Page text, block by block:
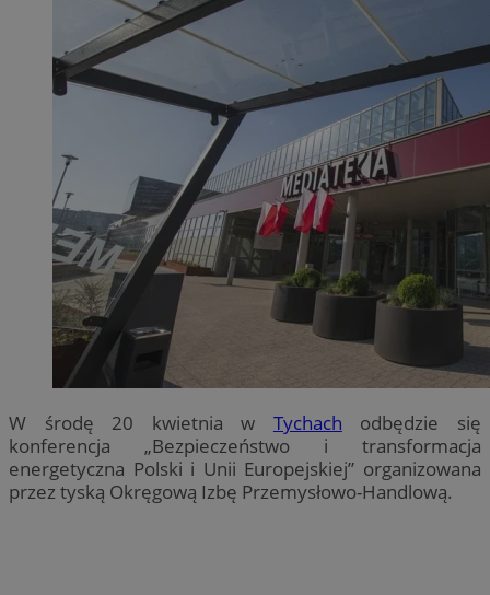
W środę 20 kwietnia w Tychach odbędzie się
konferencja „Bezpieczeństwo i transformacja
energetyczna Polski i Unii Europejskiej” organizowana
przez tyską Okręgową Izbę Przemysłowo-Handlową.